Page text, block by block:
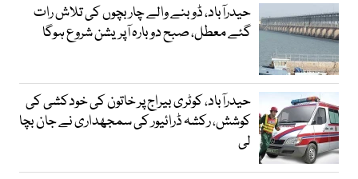
حیدرآباد، ڈوبنے والے چار بچوں کی تلاش رات
گئے معطل، صبح دوبارہ آپریشن شروع ہوگا
حیدرآباد، کوٹری بیراج پر خاتون کی خودکشی کی
کوشش، رکشہ ڈرائیور کی سمجھداری نے جان بچا
لی